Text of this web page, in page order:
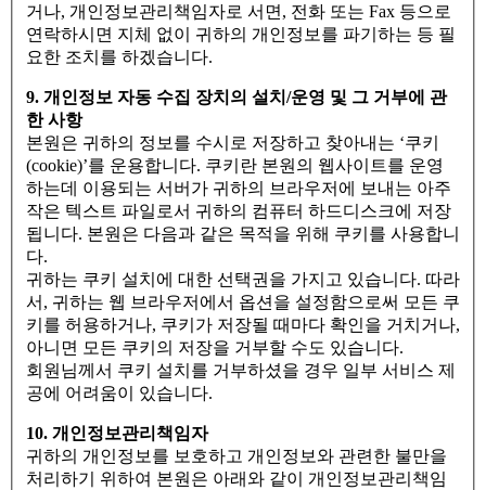
거나, 개인정보관리책임자로 서면, 전화 또는 Fax 등으로
연락하시면 지체 없이 귀하의 개인정보를 파기하는 등 필
요한 조치를 하겠습니다.
9. 개인정보 자동 수집 장치의 설치/운영 및 그 거부에 관
한 사항
본원은 귀하의 정보를 수시로 저장하고 찾아내는 ‘쿠키
(cookie)’를 운용합니다. 쿠키란 본원의 웹사이트를 운영
하는데 이용되는 서버가 귀하의 브라우저에 보내는 아주
작은 텍스트 파일로서 귀하의 컴퓨터 하드디스크에 저장
됩니다. 본원은 다음과 같은 목적을 위해 쿠키를 사용합니
다.
귀하는 쿠키 설치에 대한 선택권을 가지고 있습니다. 따라
서, 귀하는 웹 브라우저에서 옵션을 설정함으로써 모든 쿠
키를 허용하거나, 쿠키가 저장될 때마다 확인을 거치거나,
아니면 모든 쿠키의 저장을 거부할 수도 있습니다.
회원님께서 쿠키 설치를 거부하셨을 경우 일부 서비스 제
공에 어려움이 있습니다.
10. 개인정보관리책임자
귀하의 개인정보를 보호하고 개인정보와 관련한 불만을
처리하기 위하여 본원은 아래와 같이 개인정보관리책임